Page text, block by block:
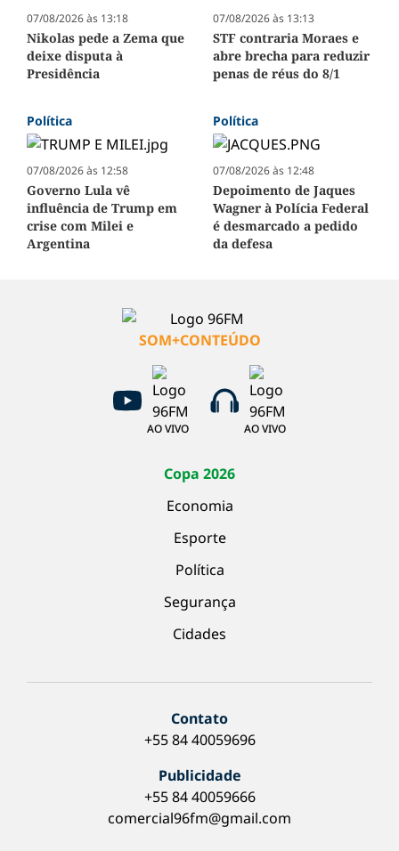
07/08/2026 às 13:18
Nikolas pede a Zema que
deixe disputa à
Presidência
07/08/2026 às 13:13
STF contraria Moraes e
abre brecha para reduzir
penas de réus do 8/1
Política
07/08/2026 às 12:58
Governo Lula vê
influência de Trump em
crise com Milei e
Argentina
Política
07/08/2026 às 12:48
Depoimento de Jaques
Wagner à Polícia Federal
é desmarcado a pedido
da defesa
SOM+CONTEÚDO
AO VIVO AO VIVO
Copa 2026
Economia
Esporte
Política
Segurança
Cidades
Contato
+55 84 40059696
Publicidade
+55 84 40059666
comercial96fm@gmail.com